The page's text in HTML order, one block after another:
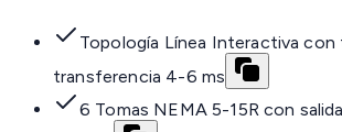
Topología Línea Interactiva con
transferencia 4-6 ms
6 Tomas NEMA 5-15R con